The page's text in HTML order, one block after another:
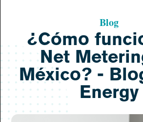
Blog
¿Cómo
Net
México? -
Energy